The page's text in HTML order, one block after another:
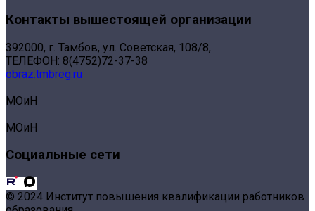
Контакты вышестоящей организации
392000, г. Тамбов, ул. Советская, 108/8,
ТЕЛЕФОН: 8(4752)72-37-38
obraz.tmbreg.ru
МОиН
МОиН
Социальные сети
© 2024 Институт повышения квалификации работников